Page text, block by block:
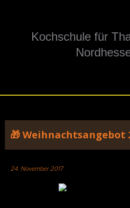
Kochschule für
🎁 Weihnachtsangebot
24. November 2017